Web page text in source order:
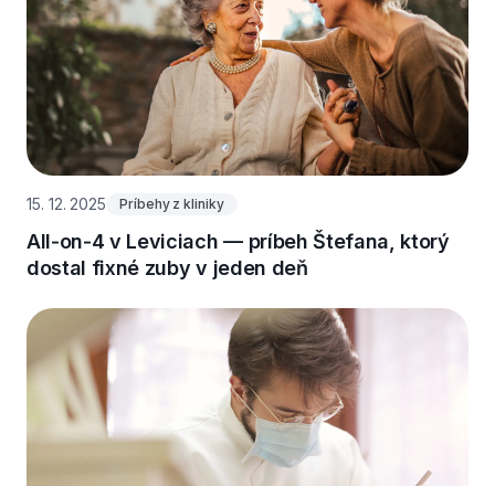
15. 12. 2025 Príbehy z kliniky
All‑on‑4 v Leviciach — príbeh Štefana, ktorý
dostal fixné zuby v jeden deň